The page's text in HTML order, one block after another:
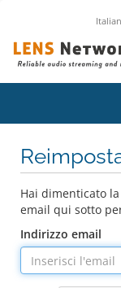
Hai dimenticato
email qui sotto
Indirizzo email